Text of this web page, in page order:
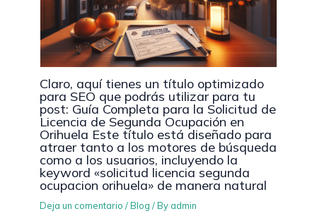
Claro, aquí tienes un título optimizado
para SEO que podrás utilizar para tu
post: Guía Completa para la Solicitud de
Licencia de Segunda Ocupación en
Orihuela Este título está diseñado para
atraer tanto a los motores de búsqueda
como a los usuarios, incluyendo la
keyword «solicitud licencia segunda
ocupacion orihuela» de manera natural
Deja un comentario /Blog / By admin